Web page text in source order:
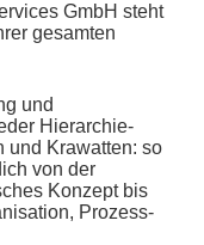
GmbH steht
gesamten
und
Hierarchie-
und Krawatten: so
von der
Konzept bis
Prozess-